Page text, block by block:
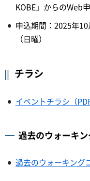
KOBE」からのWeb
申込期間：2025年
（日曜）
チラシ
イベントチラシ（
過去のウォーキ
過去のウォーキング